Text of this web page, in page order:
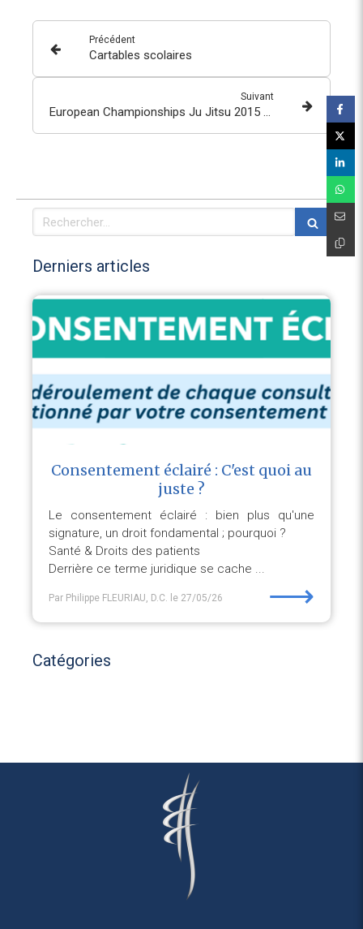
Précédent
Cartables scolaires
Suivant
European Championships Ju Jitsu 2015 - Nertherlands
Rechercher
Derniers articles
Consentement éclairé : C'est quoi au
juste ?
Le consentement éclairé : bien plus qu'une
signature, un droit fondamental ; pourquoi ?
Santé & Droits des patients
Derrière ce terme juridique se cache ...
Par Philippe FLEURIAU, D.C. le 27/05/26 ⟶
Catégories